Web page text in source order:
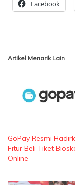
Facebook
Artikel Menarik Lain
GoPay Resmi
Fitur Beli Tiket
Online